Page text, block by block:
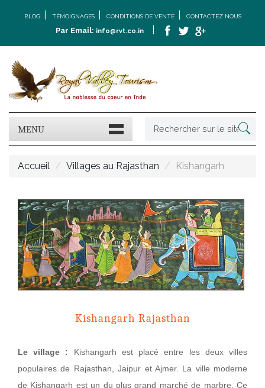
BLOG TÉMOIGNAGES CONDITIONS DE VENTE CONTACTEZ NOUS
Par Email: info@rvt.co.in
MENU
Accueil Villages au Rajasthan Kishangarh
Kishangarh Rajasthan
Le village : Kishangarh est placé entre les deux villes
populaires de Rajasthan, Jaipur et Ajmer. La ville moderne
de Kishangarh est un du plus grand marché de marbre. Ce